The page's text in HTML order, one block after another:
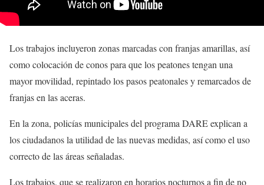
Los trabajos incluyeron zonas marcadas con franjas amarillas, así
como colocación de conos para que los peatones tengan una
mayor movilidad, repintado los pasos peatonales y remarcados de
franjas en las aceras.
En la zona, policías municipales del programa DARE explican a
los ciudadanos la utilidad de las nuevas medidas, así como el uso
correcto de las áreas señaladas.
Los trabajos, que se realizaron en horarios nocturnos a fin de no